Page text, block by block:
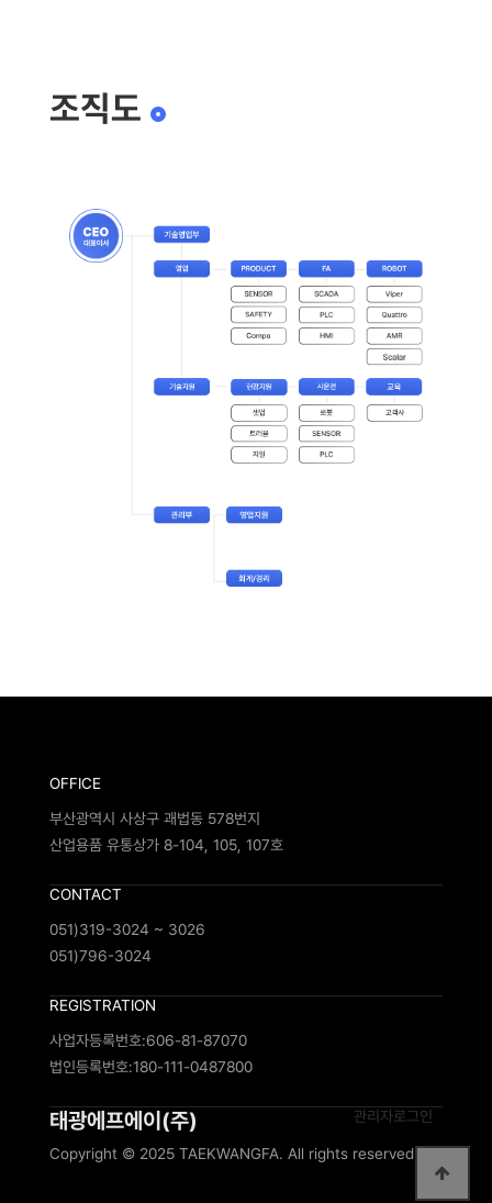
조직도
태광에프에이(주)
Copyright © 2025 TAEKWANGFA. All rights reserved.
OFFICE
부산광역시 사상구 괘법동 578번지
산업용품 유통상가 8-104, 105, 107호
CONTACT
051)319-3024 ~ 3026
051)796-3024
REGISTRATION
사업자등록번호:606-81-87070
법인등록번호:180-111-0487800
관리자로그인